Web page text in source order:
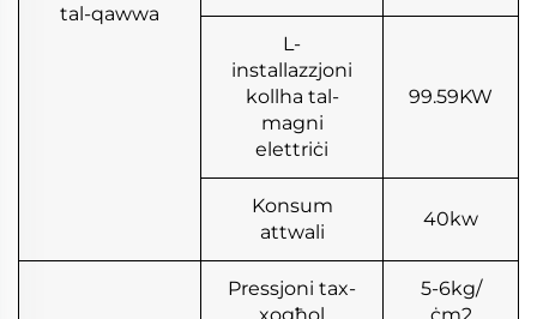
tal-qawwa
L-
installazzjoni
kollha tal-
magni
elettriċi
99.59KW
Konsum
attwali
40kw
Pressjoni tax-
xogħol
5-6kg/
ċm2